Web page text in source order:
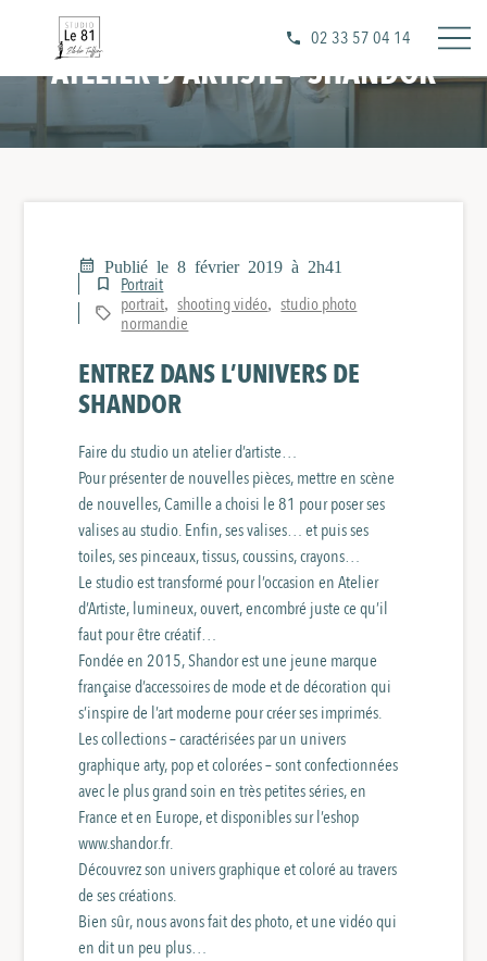
02 33 57 04 14
ATELIER D’ARTISTE – SHANDOR
Publié le 8 février 2019 à 2h41
Portrait
portrait ,shooting vidéo ,studio photo
normandie
ENTREZ DANS L’UNIVERS DE
SHANDOR
Faire du studio un atelier d’artiste…
Pour présenter de nouvelles pièces, mettre en scène
de nouvelles, Camille a choisi le 81 pour poser ses
valises au studio. Enfin, ses valises… et puis ses
toiles, ses pinceaux, tissus, coussins, crayons…
Le studio est transformé pour l’occasion en Atelier
d’Artiste, lumineux, ouvert, encombré juste ce qu’il
faut pour être créatif…
Fondée en 2015, Shandor est une jeune marque
française d’accessoires de mode et de décoration qui
s’inspire de l’art moderne pour créer ses imprimés.
Les collections – caractérisées par un univers
graphique arty, pop et colorées – sont confectionnées
avec le plus grand soin en très petites séries, en
France et en Europe, et disponibles sur l’eshop
www.shandor.fr.
Découvrez son univers graphique et coloré au travers
de ses créations.
Bien sûr, nous avons fait des photo, et une vidéo qui
en dit un peu plus…